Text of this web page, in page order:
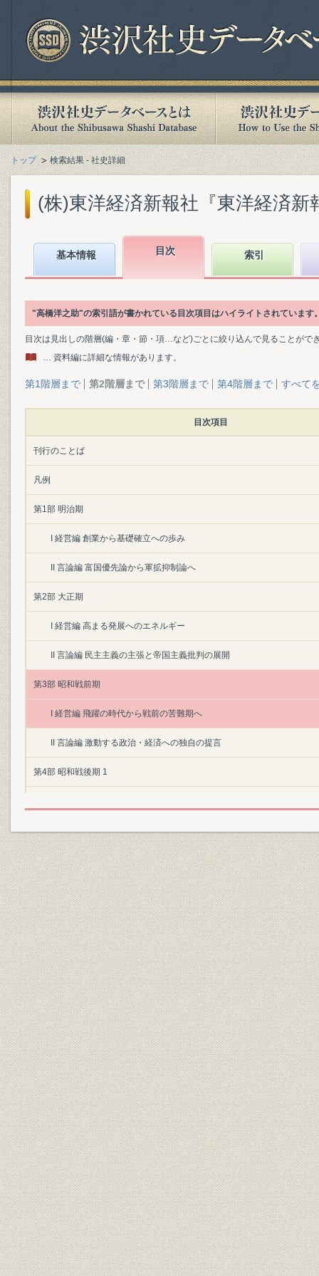
トップ 検索結果 - 社史詳細
(株)東洋経済新報社『東洋経済新
基本情報 目次 索引
"高橋洋之助"の索引語が書かれている目次項目はハイライトされています
目次は見出しの階層(編・章・節・項…など)ごとに絞り込んで見ることがで
… 資料編に詳細な情報があります。
第1階層まで 第2階層まで 第3階層まで 第4階層まで すべて
目次項目
刊行のことば
凡例
第1部 明治期
I 経営編 創業から基礎確立への歩み
II 言論編 富国優先論から軍拡抑制論へ
第2部 大正期
I 経営編 高まる発展へのエネルギー
II 言論編 民主主義の主張と帝国主義批判の展開
第3部 昭和戦前期
I 経営編 飛躍の時代から戦前の苦難期へ
II 言論編 激動する政治・経済への独自の提言
第4部 昭和戦後期 1
II 言論編 戦後日本の再建に対する提言
第5部 昭和戦後期 2
I 経営編 高度成長の波に乗り経営基盤を確立
II 言論編 自由主義経済路線を貫く
第6部 昭和戦後期 3
I 経営編 試練を超えて総合経済情報路線を追求
II 言論編 変貌する日本経済への処方箋を求めて
平成期を迎えて
編集後記
主要参考文献
入社年次別社員一覧
年譜
人名索引